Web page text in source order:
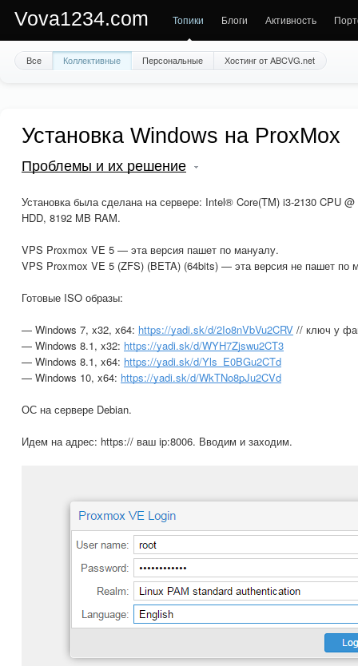
Vova1234.com Топики Блоги Активность
Все Коллективные Персональные Хостинг от ABCVG.net
Установка Windows на ProxMox
Проблемы и их решение
Установка была сделана на сервере: Intel® Core(TM) i3-2130 CPU
HDD, 8192 MB RAM.
VPS Proxmox VE 5 — эта версия пашет по мануалу.
VPS Proxmox VE 5 (ZFS) (BETA) (64bits) — эта версия не пашет по
Готовые ISO образы:
— Windows 7, x32, x64: https://yadi.sk/d/2Io8nVbVu2CRV // ключ у
— Windows 8.1, x32: https://yadi.sk/d/WYH7Zjswu2CT3
— Windows 8.1, x64: https://yadi.sk/d/Yls_E0BGu2CTd
— Windows 10, x64: https://yadi.sk/d/WkTNo8pJu2CVd
ОС на сервере Debian.
Идем на адрес: https:// ваш ip:8006. Вводим и заходим.